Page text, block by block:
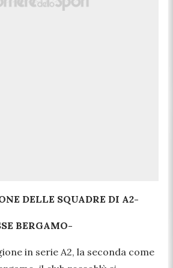
DELLE SQUADRE DI A2-
BERGAMO-
in serie A2, la seconda come